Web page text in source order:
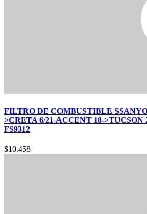
FILTRO DE COMBUSTIBLE
>CRETA 6/21-ACCENT 18->TUCSON
FS9312
$10.458